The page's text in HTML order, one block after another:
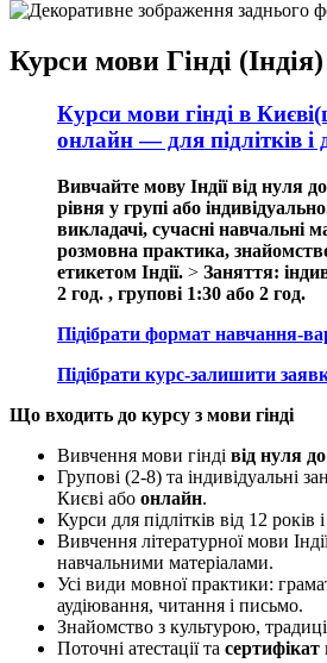
Курси мови Гінді (Індія)
Курси мови гінді в
онлайн — для підлітків і
Вивчайте мову Індії від нуля
рівня у групі або
викладачі, сучасні навчальні
розмовна практика,
етикетом Індії. > Заняття:
2 год. , групові 1:30 або 2 год.
Підібрати формат навчання-
Підібрати курс-залишити
Що входить до курсу з мови гінді
Вивчення мови гінді від нуля
Групові (2-8) та індивідуальні
Києві або онлайн.
Курси для підлітків від 12 років
Вивчення літературної мови
навчальними матеріалами.
Усі види мовної практики:
аудіювання, читання і письмо.
Знайомство з культурою,
Поточні атестації та сертифікат